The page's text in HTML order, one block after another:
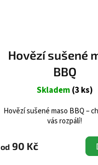
Hovězí sušené
BBQ
Skladem (3 ks)
od 90 Kč
Hovězí sušené maso BBQ –
vás rozpálí!